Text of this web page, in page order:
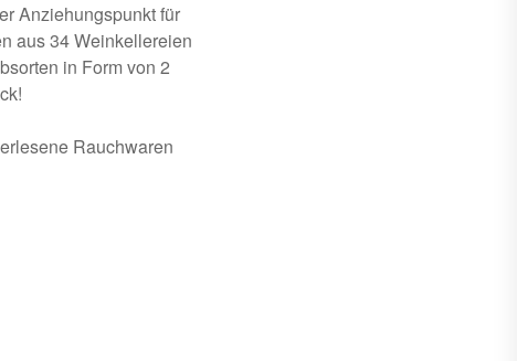
Anziehungspunkt für
aus 34 Weinkellereien
in Form von 2
Rauchwaren